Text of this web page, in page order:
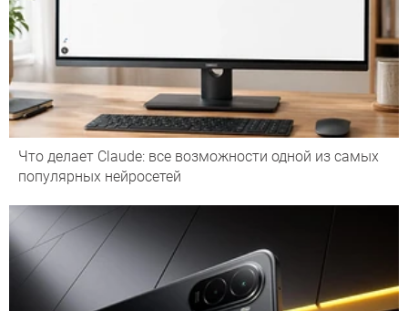
Что делает Сlaude: все возможности одной из самых
популярных нейросетей